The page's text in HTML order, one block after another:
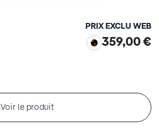
PRIX EXCLU WEB
359,00 €
Voir le produit